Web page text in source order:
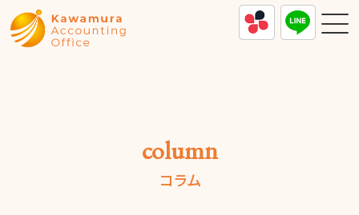
column
コラム